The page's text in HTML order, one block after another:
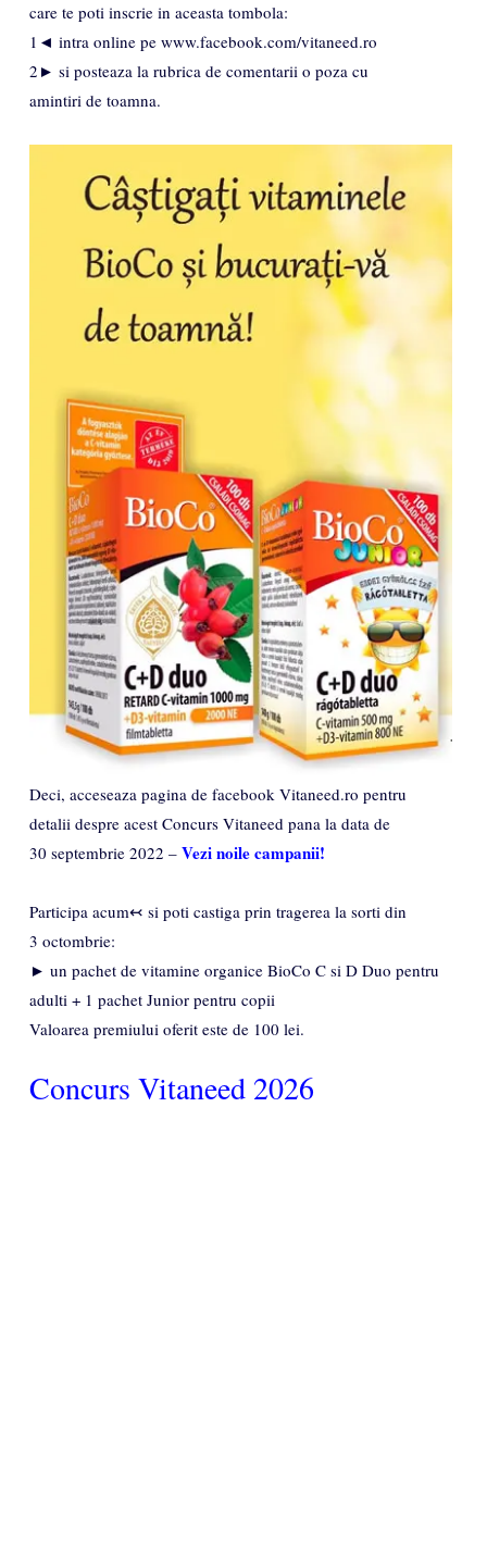
care te poti inscrie in aceasta tombola:
1◄ intra online pe www.facebook.com/vitaneed.ro
2► si posteaza la rubrica de comentarii o poza cu
amintiri de toamna.
Deci, acceseaza pagina de facebook Vitaneed.ro pentru
detalii despre acest Concurs Vitaneed pana la data de
30 septembrie 2022 – Vezi noile campanii!
Participa acum↢ si poti castiga prin tragerea la sorti din
3 octombrie:
► un pachet de vitamine organice BioCo C si D Duo pentru
adulti + 1 pachet Junior pentru copii
Valoarea premiului oferit este de 100 lei.
Concurs Vitaneed 2026